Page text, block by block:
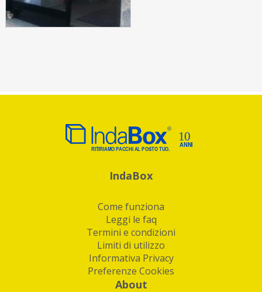
IndaBox
Come funziona
Leggi le faq
Termini e condizioni
Limiti di utilizzo
Informativa Privacy
Preferenze Cookies
About